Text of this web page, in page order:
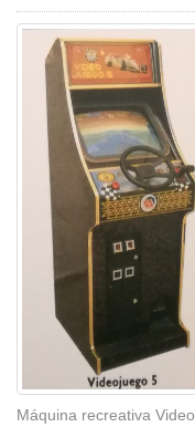
Máquina recreativa Video